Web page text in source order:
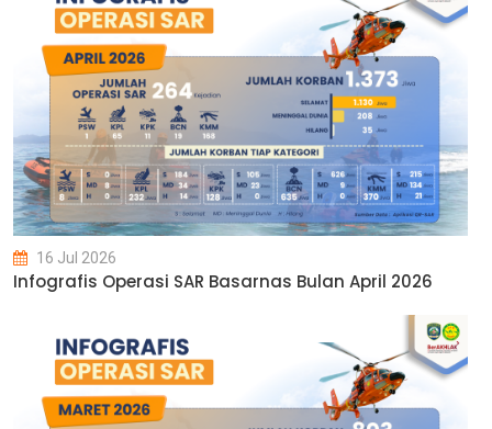
16 Jul 2026
Infografis Operasi SAR Basarnas Bulan April 2026